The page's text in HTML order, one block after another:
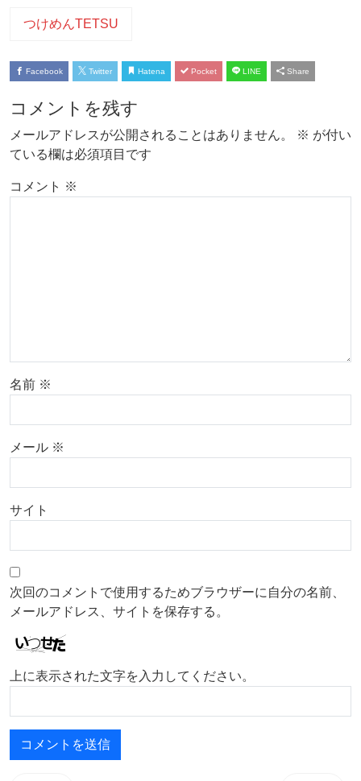
つけめんTETSU
Facebook Twitter Hatena Pocket LINE Share
コメントを残す
メールアドレスが公開されることはありません。 ※ が付い
ている欄は必須項目です
コメント ※
名前 ※
メール ※
サイト
次回のコメントで使用するためブラウザーに自分の名前、
メールアドレス、サイトを保存する。
上に表示された文字を入力してください。